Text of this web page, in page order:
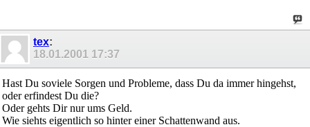
tex:
18.01.2001 17:37
Hast Du soviele Sorgen und Probleme, dass Du da immer hingehst,
oder erfindest Du die?
Oder gehts Dir nur ums Geld.
Wie siehts eigentlich so hinter einer Schattenwand aus.